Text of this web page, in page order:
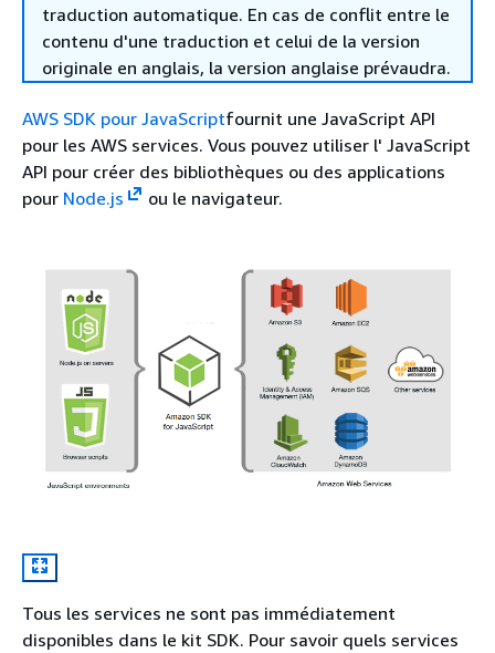
traduction automatique. En cas de conflit entre le
contenu d'une traduction et celui de la version
originale en anglais, la version anglaise prévaudra.
AWS SDK pour JavaScriptfournit une JavaScript API
pour les AWS services. Vous pouvez utiliser l' JavaScript
API pour créer des bibliothèques ou des applications
pour Node.js ou le navigateur.
Tous les services ne sont pas immédiatement
disponibles dans le kit SDK. Pour savoir quels services